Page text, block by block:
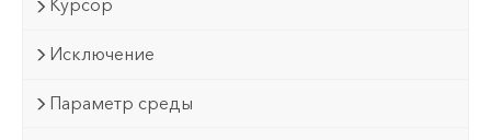
Курсор
Исключение
Параметр среды